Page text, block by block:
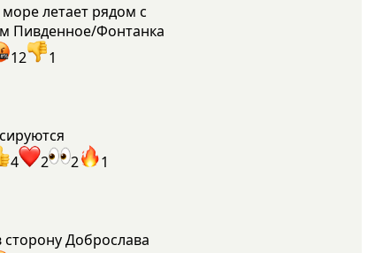
летает рядом с
Пивденное/Фонтанка
12 1
4 2 2 1
сторону Доброслава